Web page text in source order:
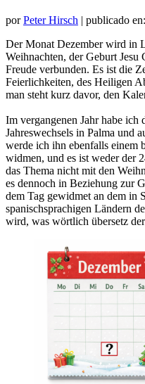
porPeter Hirsch | publicado en:
Der Monat Dezember wird in
Weihnachten, der Geburt
Freude verbunden. Es ist die
Feierlichkeiten, des Heiligen
man steht kurz davor, den
Im vergangenen Jahr habe ich
Jahreswechsels in Palma und
werde ich ihn ebenfalls einem
widmen, und es ist weder der
das Thema nicht mit den
es dennoch in Beziehung zur
dem Tag gewidmet an dem in
spanischsprachigen Ländern
wird, was wörtlich übersetz